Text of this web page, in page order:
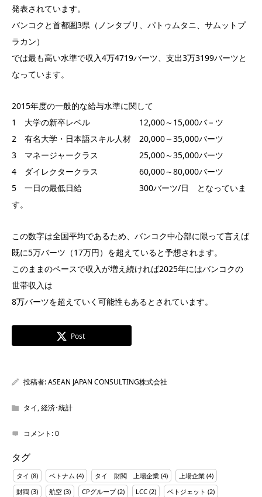
発表されています。
バンコクと首都圏3県（ノンタブリ、パトゥムタニ、サムットプ
ラカン）
では最も高い水準で収入4万4719バーツ、支出3万3199バーツと
なっています。
2015年度の一般的な給与水準に関して
1 大学の新卒レベル 12,000～15,000バ－ツ
2 有名大学・日本語スキル人材 20,000～35,000バーツ
3 マネージャークラス 25,000～35,000バーツ
4 ダイレクタークラス 60,000～80,000バーツ
5 一日の最低日給 300バーツ/日 となっていま
す。
この数字は全国平均であるため、バンコク中心部に限って言えば
既に5万バーツ（17万円）を超えていると予想されます。
このままのペースで収入が増え続ければ2025年にはバンコクの
世帯収入は
8万バーツを超えていく可能性もあるとされています。
Post
投稿者:ASEAN JAPAN CONSULTING株式会社
タイ,経済･統計
コメント:0
タグ
タイ (8) ベトナム (4) タイ 財閥 上場企業 (4) 上場企業 (4)
財閥 (3) 航空 (3) CPグループ(2) LCC (2) ベトジェット (2)